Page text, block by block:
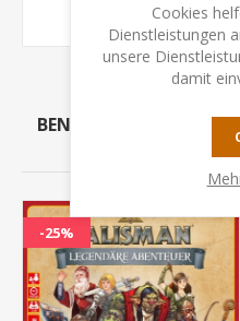
BENUTZER, DIE DIESEN
HABEN
-25%
Cookies
Dienstleistungen
unsere
damit